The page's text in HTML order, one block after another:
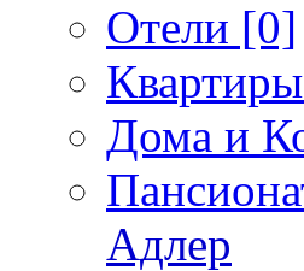
Отели [0]
Дома и
Адлер